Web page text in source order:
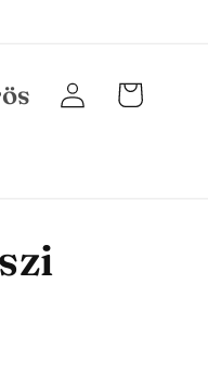
EinloggenWarenkorb